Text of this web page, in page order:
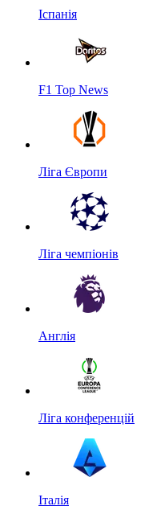
Іспанія
F1 Top News
Ліга Європи
Ліга чемпіонів
Англія
Ліга конференцій
Італія